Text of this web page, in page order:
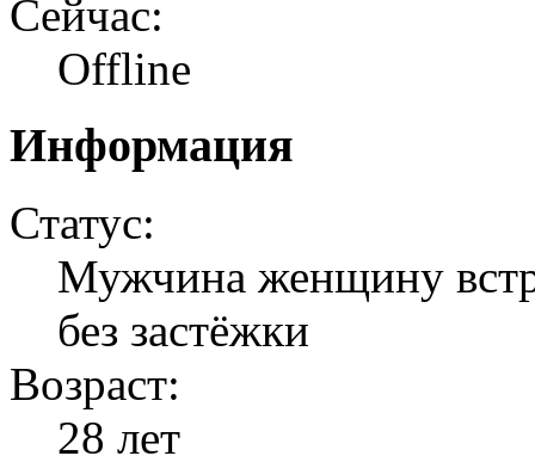
Сейчас:
Offline
Информация
Статус:
Мужчина женщину
без застёжки
Возраст:
28 лет